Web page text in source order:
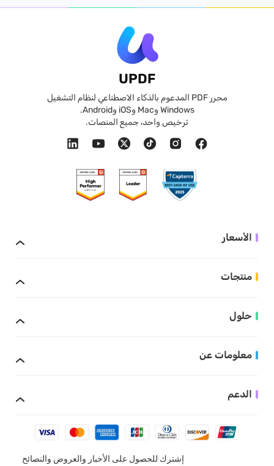
UPDF
محرر PDF المدعوم بالذكاء الاصطناعي لنظام التشغيل
Windows وMac وiOS وAndroid.
ترخيص واحد، جميع المنصات.
الأسعار
منتجات
حلول
معلومات عن
الدعم
إشترك للحصول على الأخبار والعروض والنصائح